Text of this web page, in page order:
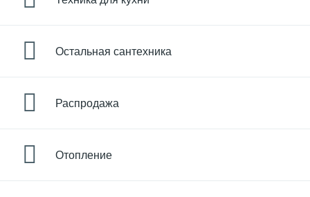
Остальная сантехника
Распродажа
Отопление